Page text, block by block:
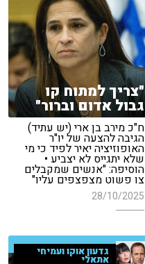
"צריך למתוח קו
גבול אדום וברור"
ח"כ מירב בן ארי (יש עתיד)
הגיבה להצעה של יו"ר
האופוזיציה יאיר לפיד כי מי
שלא יתגייס לא יצביע •
הוסיפה: "אנשים שמקבלים
צו פשוט מצפצפים עליו"
28/10/2025
גדעון אוקו ועמיחי
אתאלי